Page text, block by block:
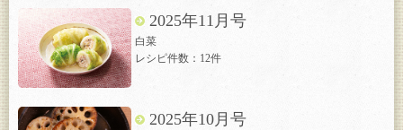
2025年11月号
白菜
レシピ件数：12件
2025年10月号